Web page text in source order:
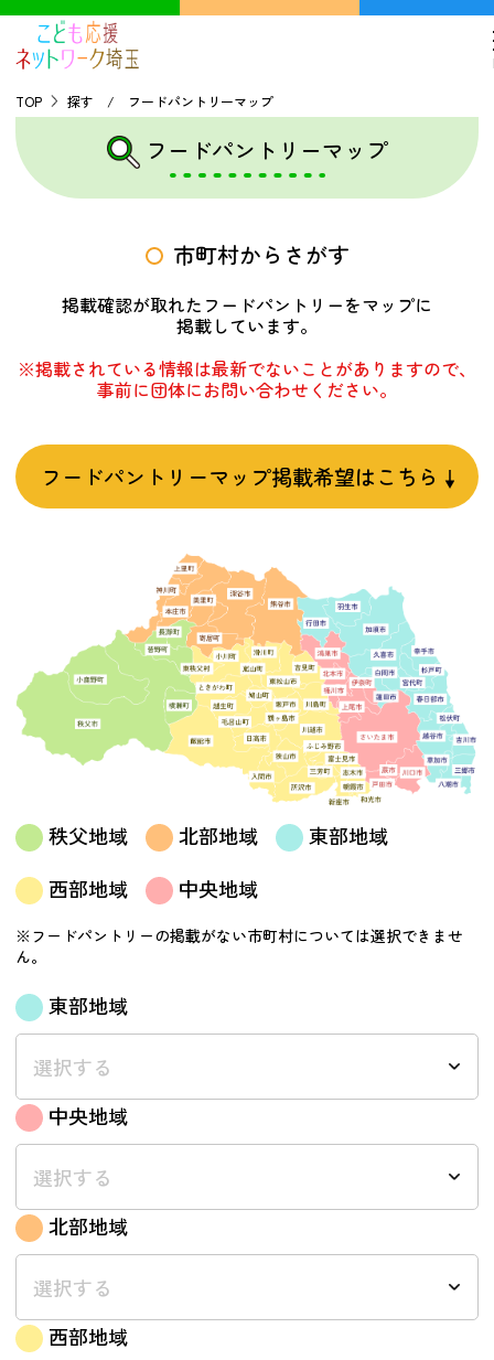
新着情報 音声読み上げ
会員登録
TOP
探す
こどもの居場所マップ
フードパントリーマップ
地域ネットワークの紹介
つながる・支援する
マッチング掲示板
お金を寄付する（埼玉県社会福祉協議会HP）
立ち上げる・運営する
居場所づくりアドバイザー
TOP 探す / フードパントリーマップ
フードパントリーマップ
市町村からさがす
掲載確認が取れたフードパントリーをマップに
掲載しています。
※掲載されている情報は最新でないことがありますので、
事前に団体にお問い合わせください。
フードパントリーマップ掲載希望はこちら
秩父地域 北部地域
東部地域
西部地域
中央地域
※フードパントリーの掲載がない市町村については選択できませ
ん。
東部地域
選択する
中央地域
選択する
北部地域
選択する
西部地域